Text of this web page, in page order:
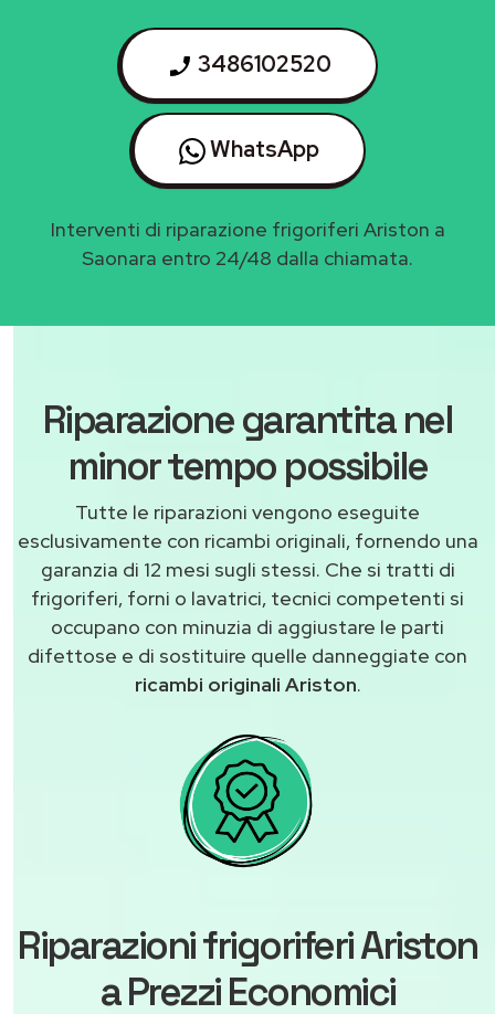
3486102520
WhatsApp
Interventi di riparazione frigoriferi Ariston a
Saonara entro 24/48 dalla chiamata.
Riparazione garantita nel
minor tempo possibile
Tutte le riparazioni vengono eseguite
esclusivamente con ricambi originali, fornendo una
garanzia di 12 mesi sugli stessi. Che si tratti di
frigoriferi, forni o lavatrici, tecnici competenti si
occupano con minuzia di aggiustare le parti
difettose e di sostituire quelle danneggiate con
ricambi originali Ariston.
Riparazioni frigoriferi Ariston
a Prezzi Economici